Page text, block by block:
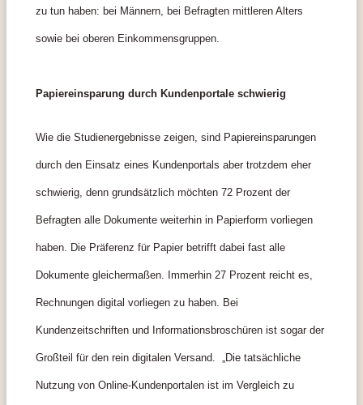
zu tun haben: bei Männern, bei Befragten mittleren Alters
sowie bei oberen Einkommensgruppen.
Papiereinsparung durch Kundenportale schwierig
Wie die Studienergebnisse zeigen, sind Papiereinsparungen
durch den Einsatz eines Kundenportals aber trotzdem eher
schwierig, denn grundsätzlich möchten 72 Prozent der
Befragten alle Dokumente weiterhin in Papierform vorliegen
haben. Die Präferenz für Papier betrifft dabei fast alle
Dokumente gleichermaßen. Immerhin 27 Prozent reicht es,
Rechnungen digital vorliegen zu haben. Bei
Kundenzeitschriften und Informationsbroschüren ist sogar der
Großteil für den rein digitalen Versand. „Die tatsächliche
Nutzung von Online-Kundenportalen ist im Vergleich zu